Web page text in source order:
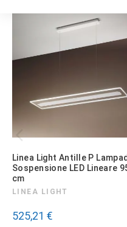
5stelle
1stella
Linea Light Antille P
Sospensione LED Lineare
cm
LINEA LIGHT
525,21 €